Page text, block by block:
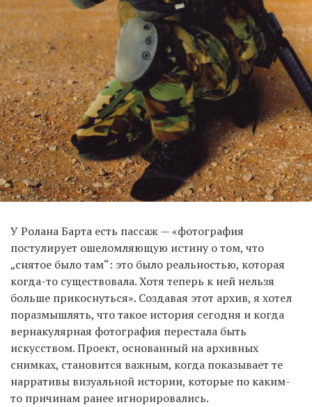
У Ролана Барта есть пассаж — «фотография
постулирует ошеломляющую истину о том, что
„снятое было там“: это было реальностью, которая
когда-то существовала. Хотя теперь к ней нельзя
больше прикоснуться». Создавая этот архив, я хотел
поразмышлять, что такое история сегодня и когда
вернакулярная фотография перестала быть
искусством. Проект, основанный на архивных
снимках, становится важным, когда показывает те
нарративы визуальной истории, которые по каким-
то причинам ранее игнорировались.